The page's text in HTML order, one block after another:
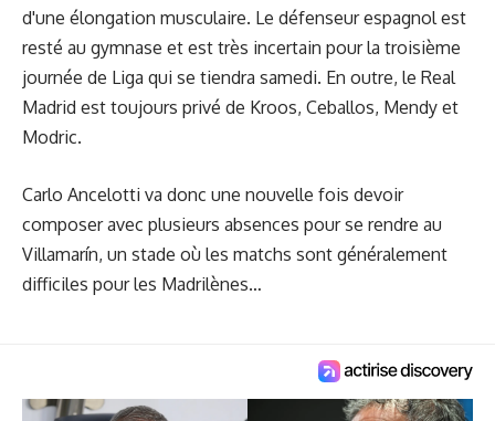
d'une élongation musculaire. Le défenseur espagnol est
resté au gymnase et est très incertain pour la troisième
journée de Liga qui se tiendra samedi. En outre, le Real
Madrid est toujours privé de Kroos, Ceballos, Mendy et
Modric.
Carlo Ancelotti va donc une nouvelle fois devoir
composer avec plusieurs absences pour se rendre au
Villamarín, un stade où les matchs sont généralement
difficiles pour les Madrilènes…